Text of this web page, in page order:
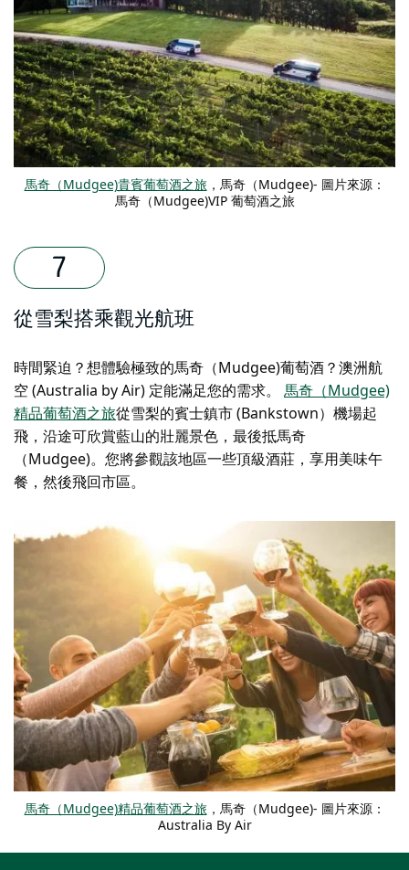
馬奇（Mudgee)貴賓葡萄酒之旅，馬奇（Mudgee)- 圖片來源：
馬奇（Mudgee)VIP 葡萄酒之旅
從雪梨搭乘觀光航班
時間緊迫？想體驗極致的馬奇（Mudgee)葡萄酒？澳洲航
空 (Australia by Air) 定能滿足您的需求。 馬奇（Mudgee)
精品葡萄酒之旅從雪梨的賓士鎮市 (Bankstown）機場起
飛，沿途可欣賞藍山的壯麗景色，最後抵馬奇
（Mudgee)。您將參觀該地區一些頂級酒莊，享用美味午
餐，然後飛回市區。
馬奇（Mudgee)精品葡萄酒之旅，馬奇（Mudgee)- 圖片來源：
Australia By Air